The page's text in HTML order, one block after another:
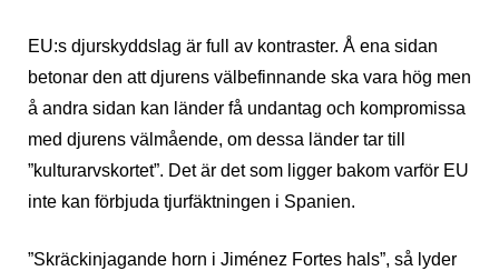
EU:s djurskyddslag är full av kontraster. Å ena sidan
betonar den att djurens välbefinnande ska vara hög men
å andra sidan kan länder få undantag och kompromissa
med djurens välmående, om dessa länder tar till
”kulturarvskortet”. Det är det som ligger bakom varför EU
inte kan förbjuda tjurfäktningen i Spanien.
”Skräckinjagande horn i Jiménez Fortes hals”, så lyder